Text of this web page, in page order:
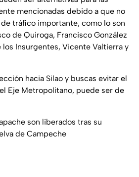
mencionadas debido a que no
tráfico importante, como lo son
de Quiroga, Francisco González
los Insurgentes, Vicente Valtierra y
hacia Silao y buscas evitar el
Eje Metropolitano, puede ser de
son liberados tras su
de Campeche